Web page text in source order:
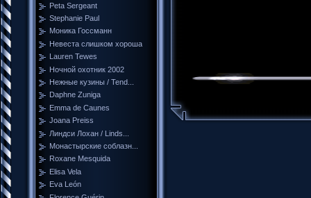
Peta Sergeant
Stephanie Paul
Моника Госсманн
Невеста слишком хороша
Lauren Tewes
Ночной охотник 2002
Нежные кузины / Tend...
Daphne Zuniga
Emma de Caunes
Joana Preiss
Линдси Лохан / Linds...
Монастырские соблазн...
Roxane Mesquida
Elisa Vela
Eva León